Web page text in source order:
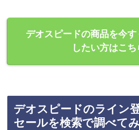
デオスピードの商品を今す
したい方はこち
デオスピードのライン
セールを検索で調べてみ